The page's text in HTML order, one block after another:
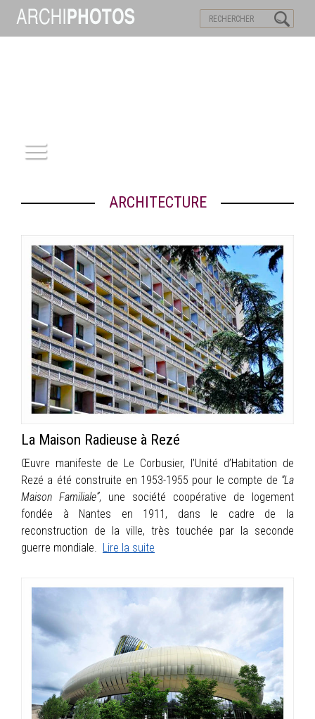
PATRIMOINE
REPORTAGE
INFOS
PORTFOLIO
CONTACT
ARCHITECTURE
La Maison Radieuse à Rezé
Œuvre manifeste de Le Corbusier, l’Unité d’Habitation de
Rezé a été construite en 1953-1955 pour le compte de “La
Maison Familiale”, une société coopérative de logement
fondée à Nantes en 1911, dans le cadre de la
reconstruction de la ville, très touchée par la seconde
guerre mondiale. Lire la suite